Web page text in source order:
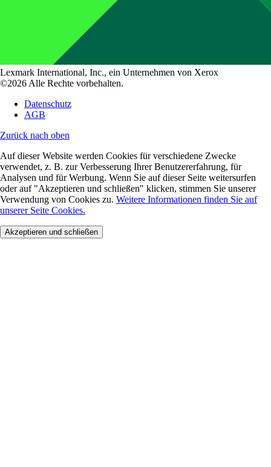
Lexmark International, Inc., ein Unternehmen von Xerox
©2026 Alle Rechte vorbehalten.
Datenschutz
AGB
Zurück nach oben
Auf dieser Website werden Cookies für verschiedene Zwecke
verwendet, z. B. zur Verbesserung Ihrer Benutzererfahrung, für
Analysen und für Werbung. Wenn Sie auf dieser Seite weitersurfen
oder auf "Akzeptieren und schließen" klicken, stimmen Sie unserer
Verwendung von Cookies zu. Weitere Informationen finden Sie auf
unserer Seite Cookies.
Akzeptieren und schließen